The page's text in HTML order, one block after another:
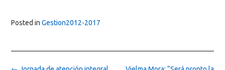
Posted in Gestion2012-2017